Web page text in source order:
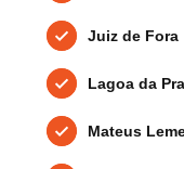
Juiz de Fora
Lagoa da
Mateus